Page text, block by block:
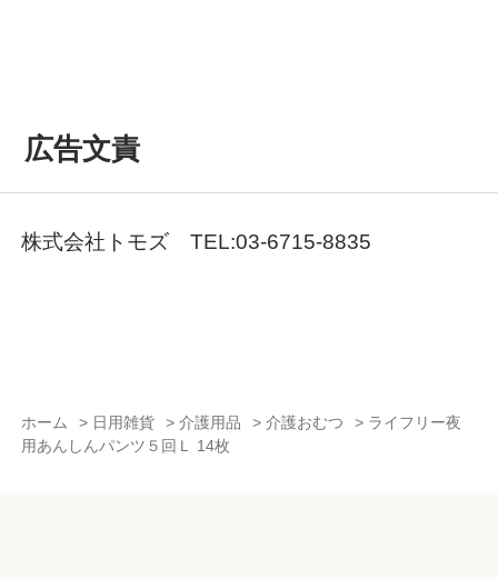
広告文責
株式会社トモズ TEL:03-6715-8835
ホーム > 日用雑貨 >介護用品 > 介護おむつ > ライフリー夜
用あんしんパンツ５回Ｌ 14枚